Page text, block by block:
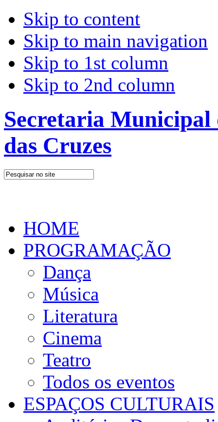
Skip to content
Skip to main navigation
Skip to 1st column
Skip to 2nd column
Secretaria
das Cruzes
HOME
PROGRAMAÇÃO
Dança
Música
Literatura
Cinema
Teatro
Todos os eventos
ESPAÇOS CULTURAIS